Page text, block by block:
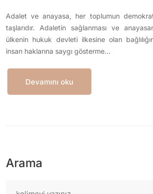
Arama
Adalet ve anayasa, her toplumun
taşlarıdır. Adaletin sağlanması ve
ülkenin hukuk devleti ilkesine olan
insan haklarına saygı gösterme…
Devamını oku